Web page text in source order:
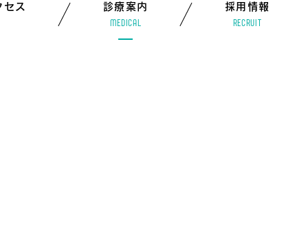
ス 診療案内
MEDICAL
採用情報
RECRUIT